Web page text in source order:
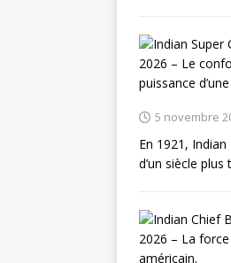
5 novembre
En 1921,
d’un siècle